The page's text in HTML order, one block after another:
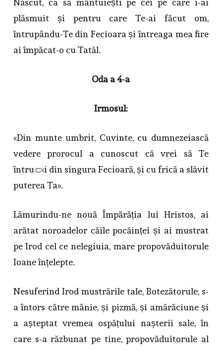
plăsmuit și pentru care Te-ai făcut om,
întrupându-Te din Fecioara și întreaga mea fire
ai împăcat-o cu Tatăl.
Oda a 4-a
Irmosul:
«Din munte umbrit, Cuvinte, cu dumnezeiască
vedere prorocul a cunoscut că vrei să Te
întrupezi din singura Fecioară, și cu frică a slăvit
puterea Ta».
Lămurindu-ne nouă Împărăția lui Hristos, ai
arătat noroadelor căile pocăinței și ai mustrat
pe Irod cel ce nelegiuia, mare propovăduitorule
Ioane înțelepte.
Nesuferind Irod mustrările tale, Botezătorule, s-
a întors către mânie, și pizmă, și amărăciune și
a așteptat vremea ospățului nașterii sale, în
care s-a răzbunat pe tine, propovăduitorule al